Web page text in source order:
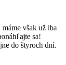
však už iba
sa!
do štyroch dní.